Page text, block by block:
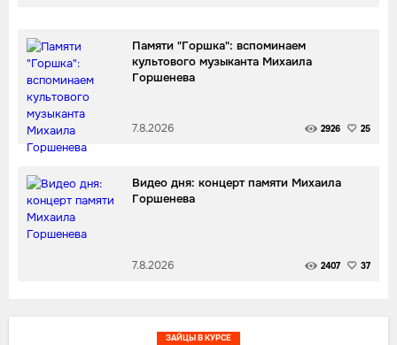
Памяти "Горшка": вспоминаем
культового музыканта Михаила
Горшенева
7.8.2026 2926 25
Видео дня: концерт памяти Михаила
Горшенева
7.8.2026 2407 37
ЗАЙЦЫ В КУРСЕ